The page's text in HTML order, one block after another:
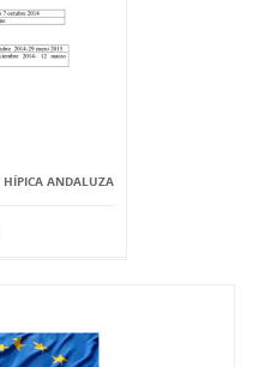
HÍPICA ANDALUZA